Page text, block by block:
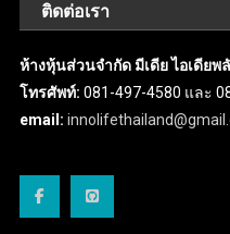
ติดต่อเรา
ห้างหุ้นส่วนจำกัด มีเดีย ไอเดียพ
โทรศัพท์: 081-497-4580 และ
email: